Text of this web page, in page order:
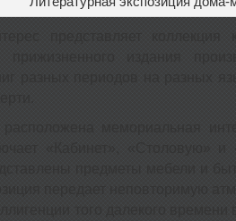
представляет
прижизненного издания
разных периодов на разных
мемориальная
«Кабинет», «Столовую»
предметы мебели и
передает неповторимую
того далекого